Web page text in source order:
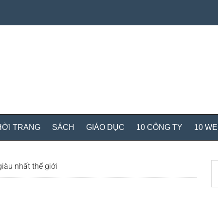
TRANG SÁCH GIÁO DỤC 10 CÔNG TY 10
nhất thế giới